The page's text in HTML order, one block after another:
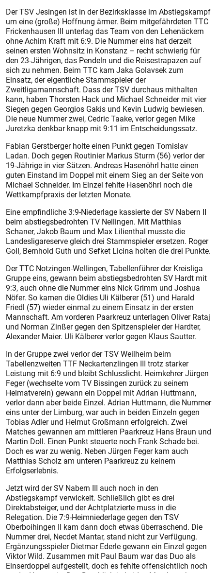
Der TSV Jesingen ist in der Bezirksklasse im Abstiegskampf
um eine (große) Hoffnung ärmer. Beim mitgefährdeten TTC
Frickenhausen III unterlag das Team von den Lehen­äckern
ohne Achim Kraft mit 6:9. Die Nummer eins hat derzeit
seinen ersten Wohnsitz in Konstanz – recht schwierig für
den 23-Jährigen, das Pendeln und die Reisestrapazen auf
sich zu nehmen. Beim TTC kam Jaka Golavsek zum
Einsatz, der eigentliche Stammspieler der
Zweitligamannschaft. Dass der TSV durchaus mithalten
kann, haben Thorsten Hack und Michael Schneider mit vier
Siegen gegen Georgios Gakis und Kevin Ludwig bewiesen.
Die neue Nummer zwei, Cedric Taake, verlor gegen Mike
Juretzka denkbar knapp mit 9:11 im Entscheidungssatz.
Fabian Gerstberger holte einen Punkt gegen Tomislav
Ladan. Doch gegen Routinier Markus Sturm (56) verlor der
19-Jährige in vier Sätzen. Andreas Hasenöhrl hatte einen
guten Einstand im Doppel mit einem Sieg an der Seite von
Michael Schneider. Im Einzel fehlte Hasenöhrl noch die
Wettkampfpraxis der letzten Monate.
Eine empfindliche 3:9-Niederlage kassierte der SV Nabern II
beim abstiegsbedrohten TV Nellingen. Mit Matthias
Schaner, Jakob Baum und Max Lilienthal musste die
Landesligareserve gleich drei Stammspieler ersetzen. Roger
Goll, Bernhold Guth und Sefket Licina holten die drei Punkte.
Der TTC Notzingen-Wellingen, Tabellenführer der Kreisliga
Gruppe eins, gewann beim abstiegsbedrohten SV Hardt mit
9:3, auch ohne die Nummer eins Nick Grimm und Joshua
Nöfer. So kamen die Oldies Uli Kälberer (51) und Harald
Friedl (57) wieder einmal zu einem Einsatz in der ersten
Mannschaft. Am vorderen Paarkreuz unterlagen Oliver Rataj
und Norman Zinßer gegen den Spitzenspieler der Hardter,
Alexander Maier. Uli Kälberer verlor gegen Klaus Sautter.
In der Gruppe zwei verlor der TSV Weilheim beim
Tabellenzweiten TTF Neckartenzlingen III trotz starker
Leistung mit 6:9 und bleibt Schlusslicht. Heimkehrer Jürgen
Feger (wechselte vom TV Bissingen zurück zu seinem
Heimatverein) gewann ein Doppel mit Adrian Huttmann,
verlor dann aber beide Einzel. Adrian Huttmann, die Nummer
eins unter der Limburg, war auch in beiden Einzeln gegen
Tobias Adler und Helmut Großmann erfolgreich. Zwei
Matches gewannen am mittleren Paarkreuz Hans Braun und
Martin Doll. Einen Punkt steuerte noch Frank Schade bei.
Doch es war zu wenig. Neben Jürgen Feger kam auch
Matthias Scholz am unteren Paarkreuz zu keinem
Erfolgserlebnis.
Jetzt wird der SV Nabern III auch noch in den
Abstiegskampf verwickelt. Schließlich gibt es drei
Direktabsteiger, und der Achtplatzierte muss in die
Relegation. Die 7:9-Heimniederlage gegen den TSV
Oberboihingen II kam dann doch etwas überraschend. Die
Nummer drei, Necdet Mantar, stand nicht zur Verfügung.
Ergänzungsspieler Dietmar Ederle gewann ein Einzel gegen
Viktor Wild. Zusammen mit Paul Baum war das Duo als
Einserdoppel aufgestellt, doch es fehlte offensichtlich noch